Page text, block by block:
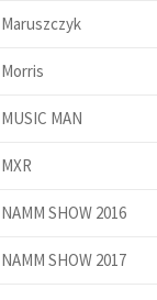
Maruszczyk
Morris
MUSIC MAN
MXR
NAMM SHOW 2016
NAMM SHOW 2017